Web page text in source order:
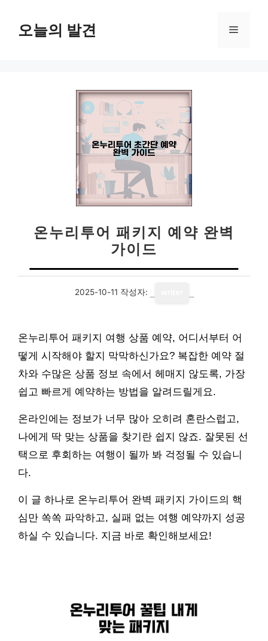
오늘의 발견 메
온누리투어 패키지 예약 완벽
가이드
2025-10-11 작성자:
온누리투어 패키지 여행 상품 예약, 어디서부터 어
떻게 시작해야 할지 막막하신가요? 복잡한 예약 절
차와 수많은 상품 정보 속에서 헤매지 않도록, 가장
쉽고 빠르게 예약하는 방법을 알려드릴게요.
온라인에는 정보가 너무 많아 오히려 혼란스럽고,
나에게 딱 맞는 상품을 찾기란 쉽지 않죠. 잘못된 선
택으로 후회하는 여행이 될까 봐 걱정될 수 있습니
다.
이 글 하나로 온누리투어 완벽 패키지 가이드의 핵
심만 쏙쏙 파악하고, 실패 없는 여행 예약까지 성공
하실 수 있습니다. 지금 바로 확인해보세요!